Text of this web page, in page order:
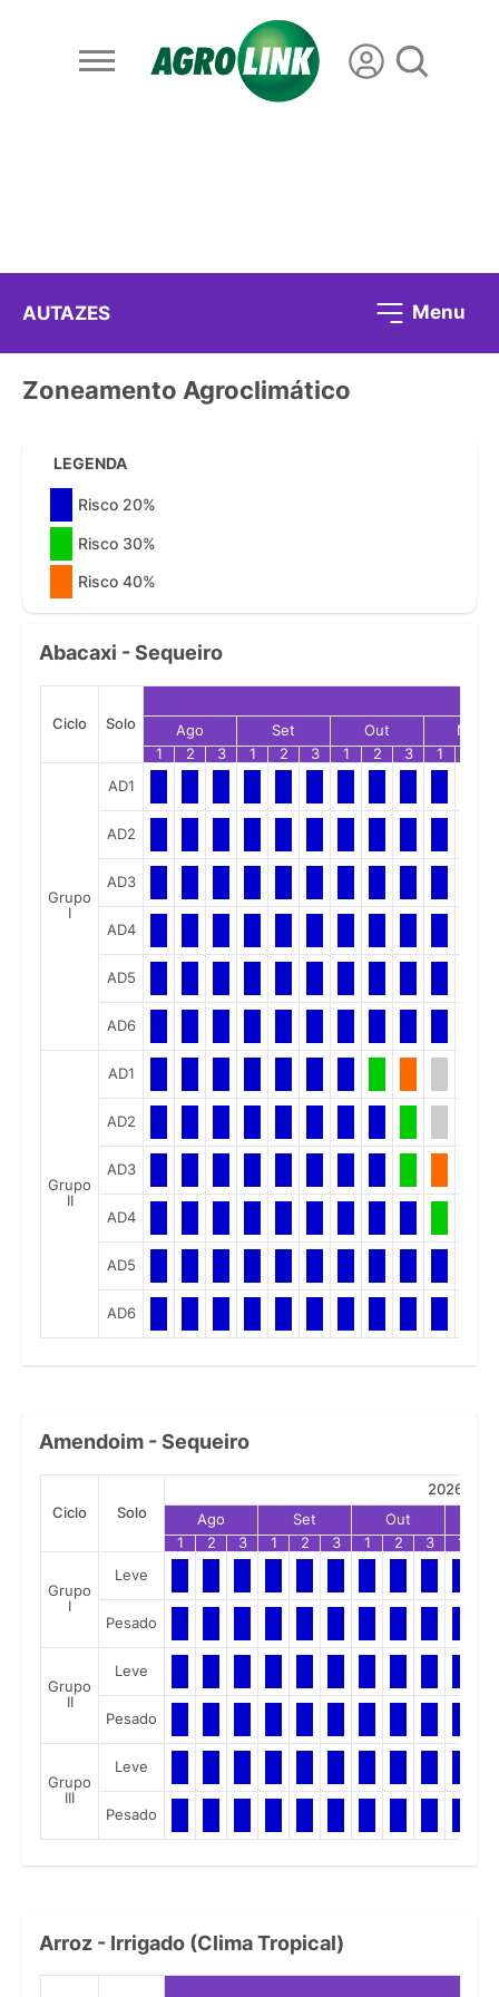
AUTAZES Menu
Zoneamento Agroclimático
LEGENDA
Risco 20%
Risco 30%
Risco 40%
Abacaxi - Sequeiro
Ciclo Solo Ago Set Out
Nov
1
2 3 1 2 3 1 2 3 1
Grupo
I
AD1
AD2
AD3
AD4
AD5
AD6
Grupo
II
AD1
AD2
AD3
AD4
AD5
AD6
Amendoim - Sequeiro
Ciclo Solo
2026
Ago
Set Out
1
2 3 1 2 3 1 2 3 1
Grupo
I
Leve
Pesado
Grupo
II
Leve
Pesado
Grupo
III
Leve
Pesado
Arroz - Irrigado (Clima Tropical)